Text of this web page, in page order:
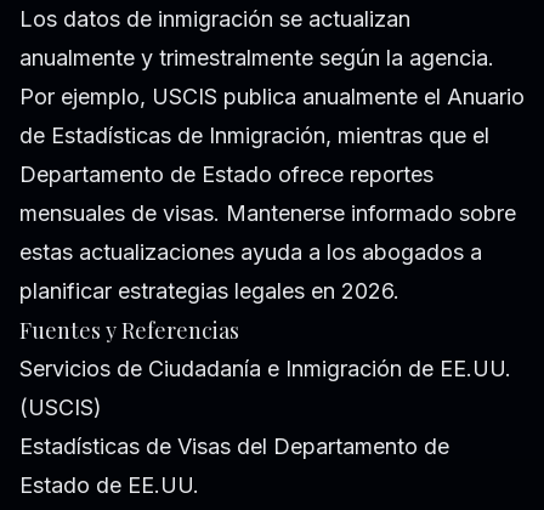
Los datos de inmigración se actualizan
anualmente y trimestralmente según la agencia.
Por ejemplo, USCIS publica anualmente el Anuario
de Estadísticas de Inmigración, mientras que el
Departamento de Estado ofrece reportes
mensuales de visas. Mantenerse informado sobre
estas actualizaciones ayuda a los abogados a
planificar estrategias legales en 2026.
Fuentes y Referencias
Servicios de Ciudadanía e Inmigración de EE.UU.
(USCIS)
Estadísticas de Visas del Departamento de
Estado de EE.UU.